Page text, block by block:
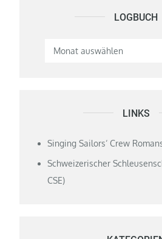
LOGBUCH
LINKS
Singing Sailors‘ Crew
Schweizerischer
CSE)